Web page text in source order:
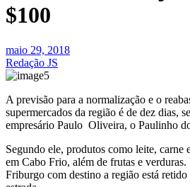
$100
maio 29, 2018
Redação JS
A previsão para a normalização e o
supermercados da região é de dez dias,
empresário Paulo Oliveira, o Paulinho
Segundo ele, produtos como leite, carne
em Cabo Frio, além de frutas e
Friburgo com destino a região está retido